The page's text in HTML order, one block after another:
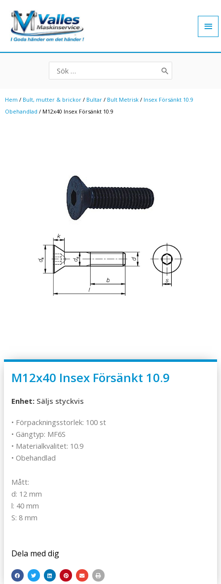
innehåll
Search
for:
Hem / Bult, mutter & brickor / Bultar / Bult Metrisk / Insex Försänkt 10.9
Obehandlad / M12x40 Insex Försänkt 10.9
M12x40 Insex Försänkt 10.9
Enhet: Säljs styckvis
• Förpackningsstorlek: 100 st
• Gängtyp: MF6S
• Materialkvalitet: 10.9
• Obehandlad
Mått:
d: 12 mm
l: 40 mm
S: 8 mm
Dela med dig